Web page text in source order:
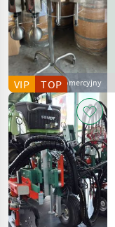
Dostawca komercyjny
VIP TOP